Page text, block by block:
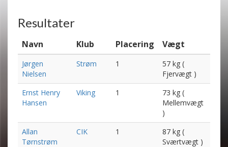
Resultater
Navn Klub Placering Vægt
Jørgen
Nielsen
Strøm 1
57 kg (
Fjervægt )
Ernst Henry
Hansen
Viking 1
73 kg (
Mellemvægt
)
Allan
Tørnstrøm
CIK 1
87 kg (
Sværtvægt )